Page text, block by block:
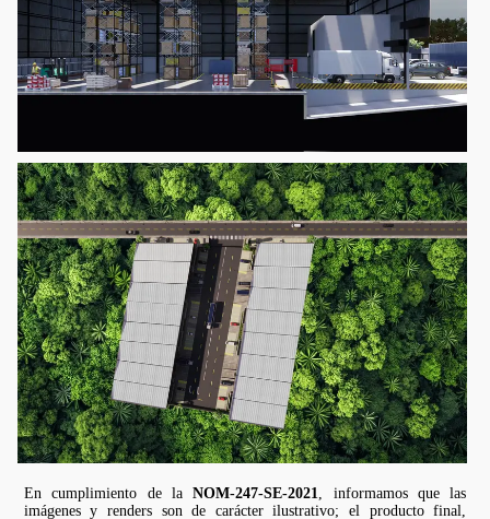
En cumplimiento de laNOM-247-SE-2021
, informamos que las
imágenes y renders son de carácter ilustrativo; el producto final,